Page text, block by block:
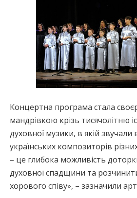
Концертна програма стала
мандрівкою крізь тисячолітню
духовної музики, в якій звучали
українських композиторів
– це глибока можливість
духовної спадщини та
хорового співу», – зазначили